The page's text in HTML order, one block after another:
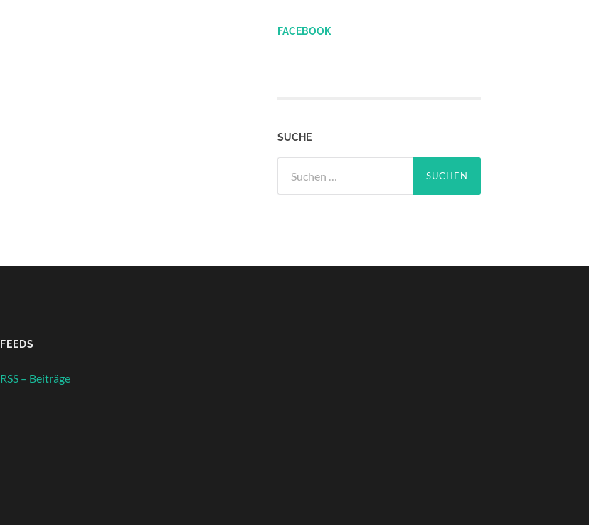
FACEBOOK
SUCHE
nach:
FEEDS
RSS – Beiträge